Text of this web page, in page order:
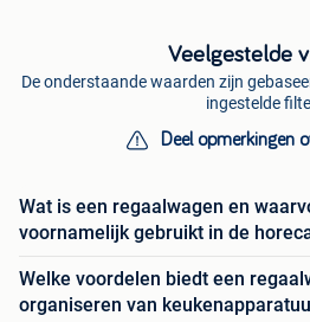
Veelgestelde
De onderstaande waarden zijn
ingestelde
Deel opmerkingen
Wat is een regaalwagen en
voornamelijk gebruikt in de
Welke voordelen biedt een
organiseren van